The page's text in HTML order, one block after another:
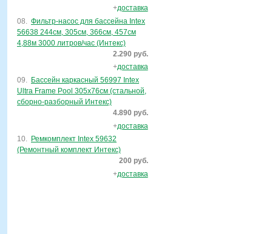
+доставка
08. Фильтр-насос для бассейна Intex
56638 244см, 305см, 366см, 457см
4,88м 3000 литров/час (Интекс)
2.290 руб.
+доставка
09. Бассейн каркасный 56997 Intex
Ultra Frame Pool 305х76см (стальной,
сборно-разборный Интекс)
4.890 руб.
+доставка
10. Ремкомплект Intex 59632
(Ремонтный комплект Интекс)
200 руб.
+доставка